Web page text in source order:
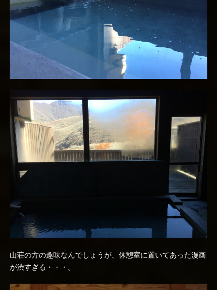
山荘の方の趣味なんでしょうが、休憩室に置いてあった漫画
が渋すぎる・・・。